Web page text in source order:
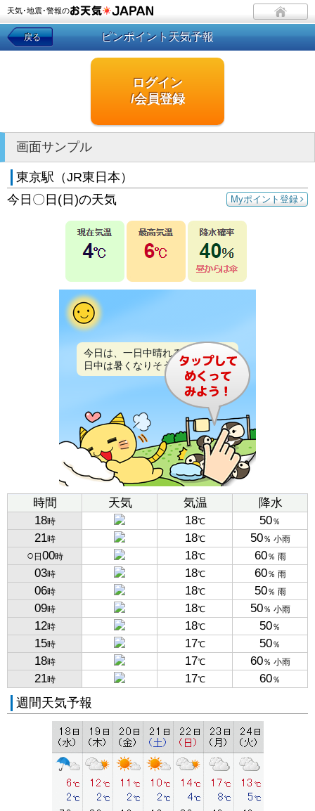
天気･地震･警報の
戻る ピンポイント天気予報
ログイン
/会員登録
画面サンプル
東京駅（JR東日本）
Myポイント登録
今日〇日(日)の天気
今日は、一日中晴れるでしょう。
日中は暑くなりそうです。
時間 天気 気温
降水
18時 18℃ 50％
21時 18℃ 50％ 小雨
○ 日 00時 18℃ 60％ 雨
03時 18℃ 60％ 雨
06時 18℃ 50％ 雨
09時 18℃ 50％ 小雨
12時 18℃ 50％
15時 17℃ 50％
18時 17℃ 60％ 小雨
21時 17℃ 60％
週間天気予報